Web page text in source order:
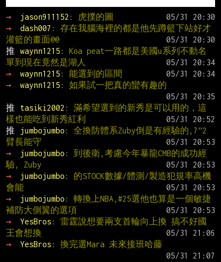
→ jason911152 : 虎撲的圖
→
dash007 : 存在我腦海裡的都是他先蹲籃下站好才
灌籃的畫面@@
推
waynn1215 : Koa peat一路都是美國u系列不動名
單到現在竟然是湖人
→
waynn1215 : 能選到的區間
→
waynn1215 : 如果試一把真的蠻有趣的
推
tasiki2002 : 滿希望選到的新秀是可以用的，這
樣也能吃到新秀紅利
推
jumbojumbo : 全換防體系Zuby倒是有經驗的,7”2
臂長能守
→
jumbojumbo : 到後衛,考慮今年暴龍CMB的成功經
驗, Zuby
→
jumbojumbo : 的STOCK數據/體測/製造犯規率高機
會能
→
jumbojumbo : 轉換上NBA,#25選他也算是一個敏捷
補防大側翼的選項
→
YesBros : 雷霆說想要兩支首輪向上換 搞不好國
王會想換
→
YesBros : 換完選Mara 未來接班哈藤